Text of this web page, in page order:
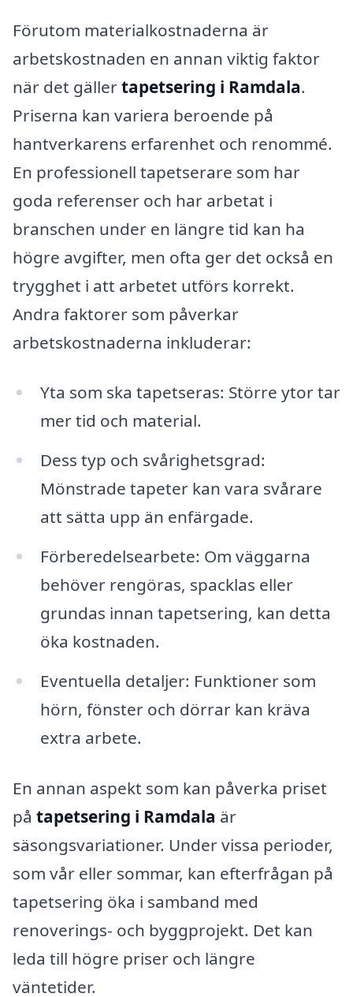
Förutom materialkostnaderna är
arbetskostnaden en annan viktig faktor
när det gällertapetsering i Ramdala.
Priserna kan variera beroende på
hantverkarens erfarenhet och renommé.
En professionell tapetserare som har
goda referenser och har arbetat i
branschen under en längre tid kan ha
högre avgifter, men ofta ger det också en
trygghet i att arbetet utförs korrekt.
Andra faktorer som påverkar
arbetskostnaderna inkluderar:
Yta som ska tapetseras: Större ytor tar
mer tid och material.
Dess typ och svårighetsgrad:
Mönstrade tapeter kan vara svårare
att sätta upp än enfärgade.
Förberedelsearbete: Om väggarna
behöver rengöras, spacklas eller
grundas innan tapetsering, kan detta
öka kostnaden.
Eventuella detaljer: Funktioner som
hörn, fönster och dörrar kan kräva
extra arbete.
En annan aspekt som kan påverka priset
på tapetsering i Ramdala är
säsongsvariationer. Under vissa perioder,
som vår eller sommar, kan efterfrågan på
tapetsering öka i samband med
renoverings- och byggprojekt. Det kan
leda till högre priser och längre
väntetider.